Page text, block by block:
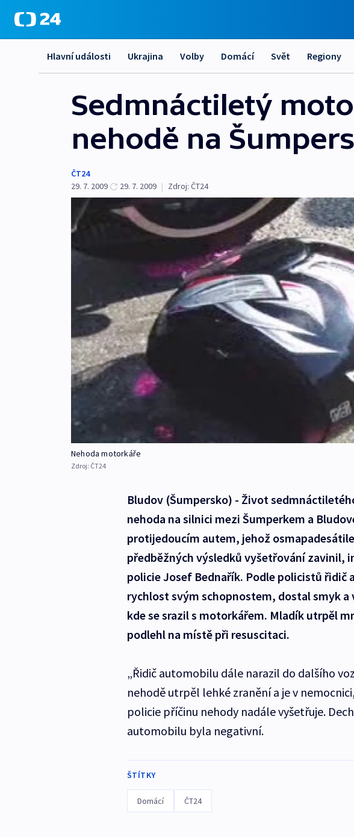
Hlavní události Ukrajina Volby Domácí Svět Regiony
Sedmnáctiletý
nehodě na
ČT24
29. 7. 2009
29. 7. 2009 | Zdroj: ČT24
Nehoda motorkáře
Zdroj: ČT24
Bludov (Šumpersko) - Život
nehoda na silnici mezi Šumperkem a
protijedoucím autem, jehož
předběžných výsledků vyšetřování zavinil,
policie Josef Bednařík. Podle policistů
rychlost svým schopnostem, dostal smyk
kde se srazil s motorkářem. Mladík utrpěl
podlehl na místě při resuscitaci.
„Řidič automobilu dále narazil do dalšího
nehodě utrpěl lehké zranění a je v
policie příčinu nehody nadále vyšetřuje.
automobilu byla negativní.
ŠTÍTKY
Domácí ČT24